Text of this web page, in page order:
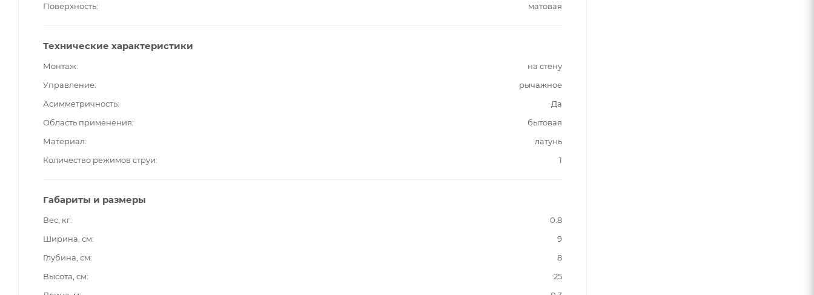
Поверхность
матовая
Технические характеристики
Монтаж
на стену
Управление
рычажное
Асимметричность
Да
Область применения
бытовая
Материал
латунь
Количество режимов струи
1
Габариты и размеры
Вес, кг
0.8
Ширина, см
9
Глубина, см
8
Высота, см
25